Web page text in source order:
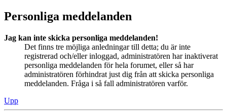
Personliga meddelanden
Jag kan inte skicka personliga meddelanden!
Det finns tre möjliga anledningar till detta; du är inte
registrerad och/eller inloggad, administratören har inaktiverat
personliga meddelanden för hela forumet, eller så har
administratören förhindrat just dig från att skicka personliga
meddelanden. Fråga i så fall administratören varför.
Upp